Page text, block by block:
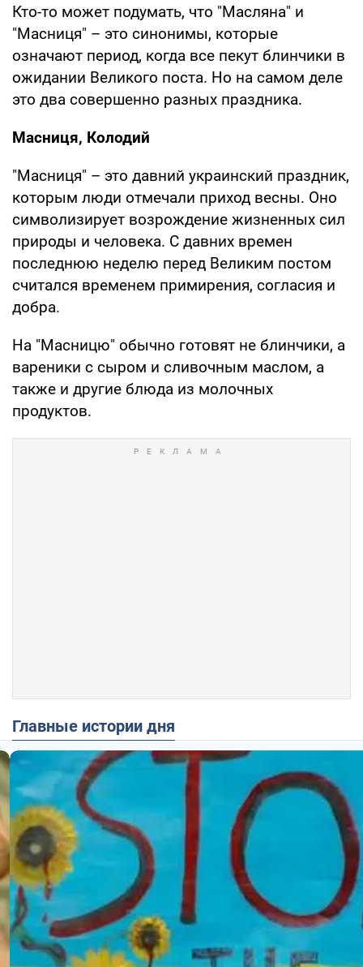
Кто-то может подумать, что "Масляна" и
"Масниця" – это синонимы, которые
означают период, когда все пекут блинчики в
ожидании Великого поста. Но на самом деле
это два совершенно разных праздника.
Масниця, Колодий
"Масниця" – это давний украинский праздник,
которым люди отмечали приход весны. Оно
символизирует возрождение жизненных сил
природы и человека. С давних времен
последнюю неделю перед Великим постом
считался временем примирения, согласия и
добра.
На "Масницю" обычно готовят не блинчики, а
вареники с сыром и сливочным маслом, а
также и другие блюда из молочных
продуктов.
Главные истории дня